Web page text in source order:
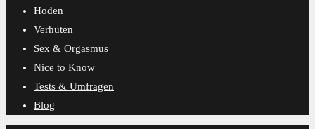
Hoden
Verhüten
Sex & Orgasmus
Nice to Know
Tests & Umfragen
Blog